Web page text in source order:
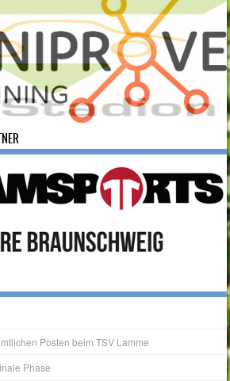
Posten beim TSV Lamme
Phase